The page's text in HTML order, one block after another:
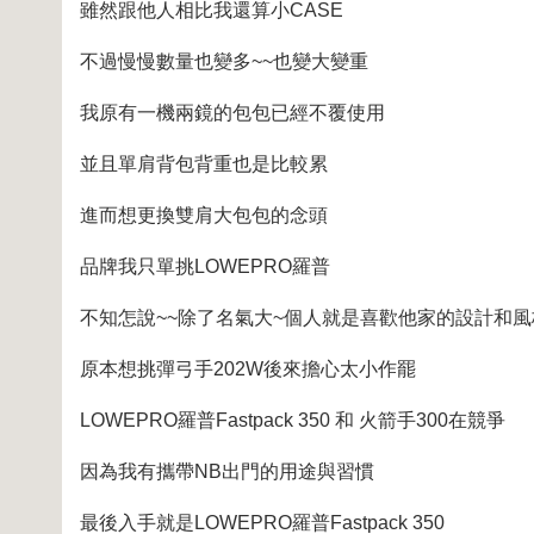
雖然跟他人相比我還算小CASE
不過慢慢數量也變多~~也變大變重
我原有一機兩鏡的包包已經不覆使用
並且單肩背包背重也是比較累
進而想更換雙肩大包包的念頭
品牌我只單挑LOWEPRO羅普
不知怎說~~除了名氣大~個人就是喜歡他家的設計和
原本想挑彈弓手202W後來擔心太小作罷
LOWEPRO羅普Fastpack 350 和 火箭手300在競爭
因為我有攜帶NB出門的用途與習慣
最後入手就是LOWEPRO羅普Fastpack 350